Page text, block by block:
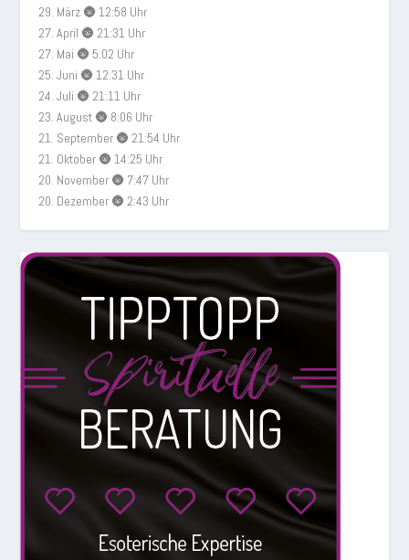
29. März 🌚 12:58 Uhr
27. April 🌚 21:31 Uhr
27. Mai 🌚 5:02 Uhr
25. Juni 🌚 12:31 Uhr
24. Juli 🌚 21:11 Uhr
23. August 🌚 8:06 Uhr
21. September 🌚 21:54 Uhr
21. Oktober 🌚 14:25 Uhr
20. November 🌚 7:47 Uhr
20. Dezember 🌚 2:43 Uhr